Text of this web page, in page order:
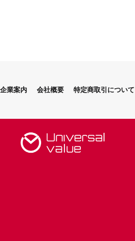
企業案内 会社概要 特定商取引について